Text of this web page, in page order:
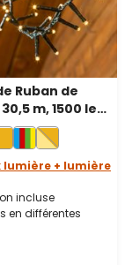
Ruban de
m, 1500 led
câble vert
lumière + lumière
incluse
en différentes